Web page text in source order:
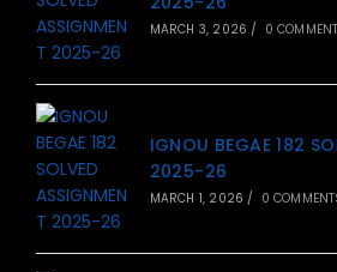
MARCH 3, 2026 / 0
IGNOU BEGAE 182
2025-26
MARCH 1, 2026 / 0